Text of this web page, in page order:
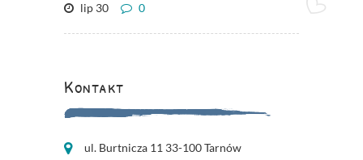
lip 30
0
Kontakt
ul. Burtnicza 11 33-100 Tarnów